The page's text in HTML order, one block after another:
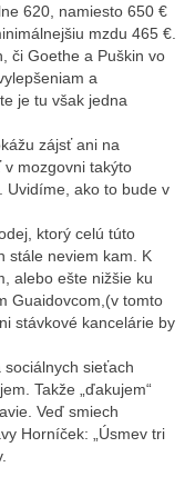
620, namiesto 650 €
mzdu 465 €.
či Goethe a Puškin vo
a
je tu však jedna
zájsť ani na
mozgovni takýto
Uvidíme, ako to bude v
ktorý celú túto
stále neviem kam. K
alebo ešte nižšie ku
Guaidovcom,(v tomto
stávkové kancelárie by
sieťach
Takže „ďakujem“
Veď smiech
Horníček: „Úsmev tri